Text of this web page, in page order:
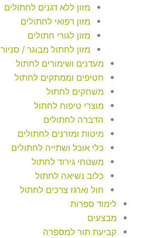
מזון ללא דגנים לחתולים
מזון רפואי לחתולים
מזון לגורי חתולים
מזון לחתול מבוגר / סניור
מעדנים ושימורים לחתול
חטיפים וממתקים לחתול
משחקים לחתול
מוצרי טיפוח לחתול
הדברה לחתולים
מיטות ומזרנים לחתולים
כלי אוכל ושתייה לחתולים
משטחי גירוד לחתול
כלוב נשיאה לחתול
חול וארגז צרכים לחתול
לימוד ספרות
מבצעים
קביעת תור למספרה